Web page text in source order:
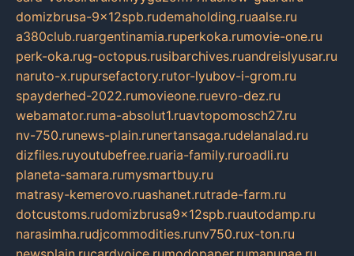
domizbrusa-9x12spb.rudemaholding.ruaalse.ru
a380club.ruargentinamia.ruperkoka.rumovie-one.ru
perk-oka.rug-octopus.rusibarchives.ruandreislyusar.ru
naruto-x.rupursefactory.rutor-lyubov-i-grom.ru
spayderhed-2022.rumovieone.ruevro-dez.ru
webamator.ruma-absolut1.ruavtopomosch27.ru
nv-750.runews-plain.runertansaga.rudelanalad.ru
dizfiles.ruyoutubefree.ruaria-family.ruroadli.ru
planeta-samara.rumysmartbuy.ru
matrasy-kemerovo.ruashanet.rutrade-farm.ru
dotcustoms.rudomizbrusa9x12spb.ruautodamp.ru
narasimha.rudjcommodities.runv750.rux-ton.ru